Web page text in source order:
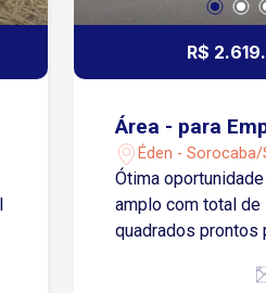
R$
Área - para
Éden - Sorocaba/
Ótima
amplo com total de
quadrados prontos